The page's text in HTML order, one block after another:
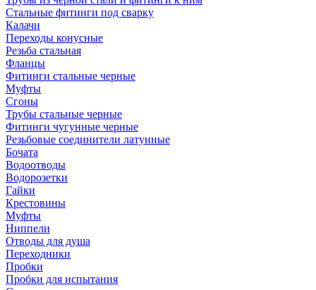
Стальные фитинги под сварку
Калачи
Переходы конусные
Резьба стальная
Фланцы
Фитинги стальные черные
Муфты
Сгоны
Трубы стальные черные
Фитинги чугунные черные
Резьбовые соединители латунные
Бочата
Водоотводы
Водорозетки
Гайки
Крестовины
Муфты
Ниппели
Отводы для душа
Переходники
Пробки
Пробки для испытания